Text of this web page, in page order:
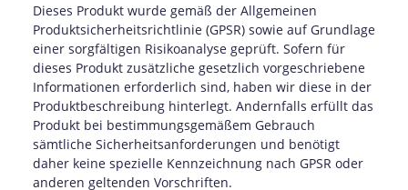
Dieses Produkt wurde gemäß der Allgemeinen
Produktsicherheitsrichtlinie (GPSR) sowie auf Grundlage
einer sorgfältigen Risikoanalyse geprüft. Sofern für
dieses Produkt zusätzliche gesetzlich vorgeschriebene
Informationen erforderlich sind, haben wir diese in der
Produktbeschreibung hinterlegt. Andernfalls erfüllt das
Produkt bei bestimmungsgemäßem Gebrauch
sämtliche Sicherheitsanforderungen und benötigt
daher keine spezielle Kennzeichnung nach GPSR oder
anderen geltenden Vorschriften.